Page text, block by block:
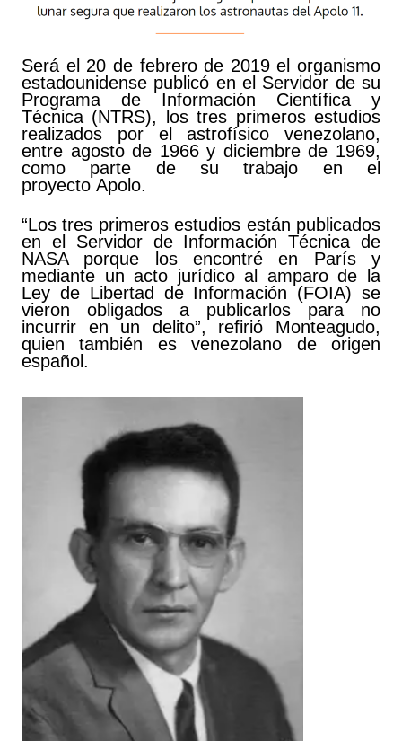
Será el 20 de febrero de 2019 el organismo
estadounidense publicó en el Servidor de su
Programa de Información Científica y
Técnica (NTRS), los tres primeros estudios
realizados por el astrofísico venezolano,
entre agosto de 1966 y diciembre de 1969,
como parte de su trabajo en el
proyecto Apolo.
“Los tres primeros estudios están publicados
en el Servidor de Información Técnica de
NASA porque los encontré en París y
mediante un acto jurídico al amparo de la
Ley de Libertad de Información (FOIA) se
vieron obligados a publicarlos para no
incurrir en un delito”, refirió Monteagudo,
quien también es venezolano de origen
español.